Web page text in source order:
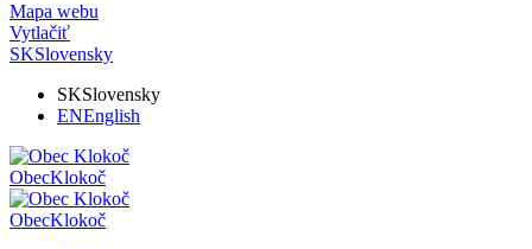
Mapa webu
Vytlačiť
SKSlovensky
SKSlovensky
ENEnglish
ObecKlokoč
ObecKlokoč